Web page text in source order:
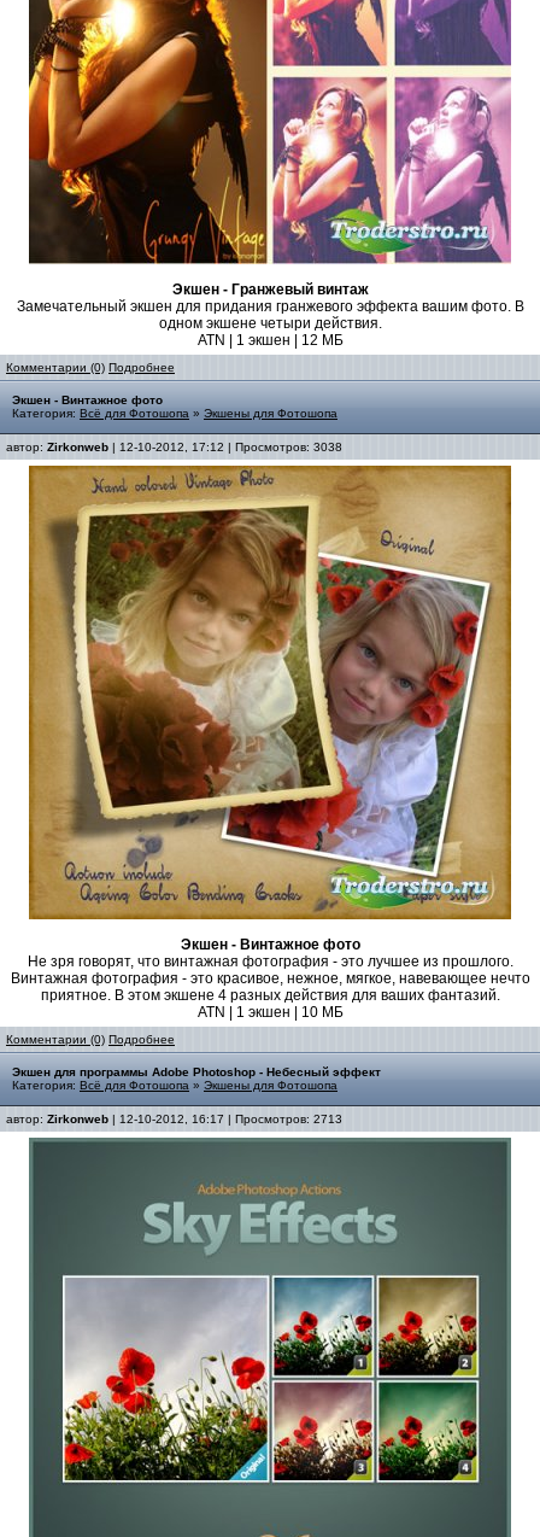
Экшен - Гранжевый винтаж
Замечательный экшен для придания гранжевого эффекта вашим фото. В
одном экшене четыри действия.
ATN | 1 экшен | 12 МБ
Комментарии (0) Подробнее
Экшен - Винтажное фото
Категория: Всё для Фотошопа » Экшены для Фотошопа
автор: Zirkonweb | 12-10-2012, 17:12 | Просмотров: 3038
Экшен - Винтажное фото
Не зря говорят, что винтажная фотография - это лучшее из прошлого.
Винтажная фотография - это красивое, нежное, мягкое, навевающее нечто
приятное. В этом экшене 4 разных действия для ваших фантазий.
ATN | 1 экшен | 10 МБ
Комментарии (0) Подробнее
Экшен для программы Adobe Photoshop - Небесный эффект
Категория: Всё для Фотошопа » Экшены для Фотошопа
автор: Zirkonweb | 12-10-2012, 16:17 | Просмотров: 2713